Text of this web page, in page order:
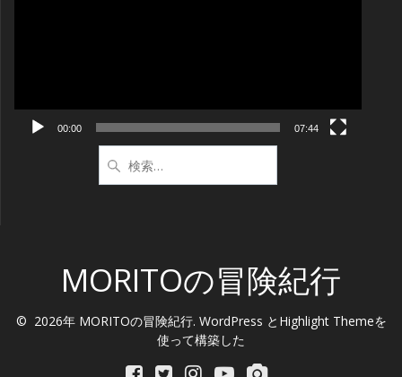
00:00 07:44
索:
MORITOの冒険紀行
© 2026年 MORITOの冒険紀行. WordPress と Highlight Themeを
使って構築した